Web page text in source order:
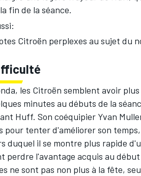
fin de la séance.
Citroën perplexes au sujet du
les Citroën semblent avoir
minutes au débuts de la
Huff. Son coéquipier Yvan
pour tenter d'améliorer son
duquel il se montre plus rapide
perdre l'avantage acquis au
ne sont pas non plus à la fête,